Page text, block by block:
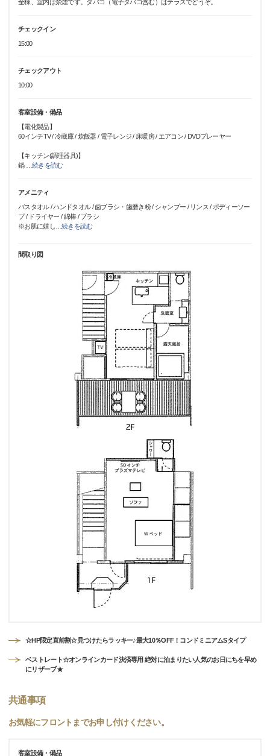
全棟、室内は禁煙です。タバコ（電子タバコ含む）はテラスでどうぞ。
チェックイン
15:00
チェックアウト
10:00
客室設備・備品
【電化製品】
60インチTV / 冷蔵庫 / 炊飯器 / 電子レンジ / 床暖房 / エアコン / DVDプレーヤー
【キッチン(調理器具)】
鍋
続きを読む
アメニティ
バスタオル / ハンドタオル / 歯ブラシ・歯磨き粉 / シャンプー / リンス / ボディーソー
プ / ドライヤー / 綿棒 / ブラシ
※お肌に嬉し …続きを読む
間取り図
☆HP限定直前割☆見つけたらラッキー♪最大10％OFF！コンドミニアムSタイプ
ベストレート☆オンラインカード決済専用 絶対に泊まりたい人気のお日にちを早め
にリザーブ★
共通事項
お気軽にフロントまでお申し付けください。
客室設備・備品